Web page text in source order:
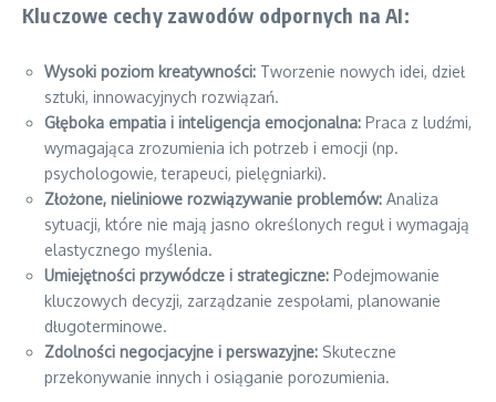
Kluczowe cechy zawodów odpornych na AI:
Wysoki poziom kreatywności: Tworzenie nowych idei, dzieł
sztuki, innowacyjnych rozwiązań.
Głęboka empatia i inteligencja emocjonalna: Praca z ludźmi,
wymagająca zrozumienia ich potrzeb i emocji (np.
psychologowie, terapeuci, pielęgniarki).
Złożone, nieliniowe rozwiązywanie problemów: Analiza
sytuacji, które nie mają jasno określonych reguł i wymagają
elastycznego myślenia.
Umiejętności przywódcze i strategiczne: Podejmowanie
kluczowych decyzji, zarządzanie zespołami, planowanie
długoterminowe.
Zdolności negocjacyjne i perswazyjne: Skuteczne
przekonywanie innych i osiąganie porozumienia.